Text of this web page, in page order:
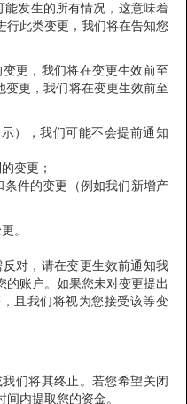
发生的所有情况，这意味着
行此类变更，我们将在告知您
更，我们将在变更生效前至
更，我们将在变更生效前至
），我们可能不会提前通知
变更；
件的变更（例如我们新增产
。
对，请在变更生效前通知我
的账户。如果您未对变更提出
且我们将视为您接受该等变
们将其终止。若您希望关闭
内提取您的资金。